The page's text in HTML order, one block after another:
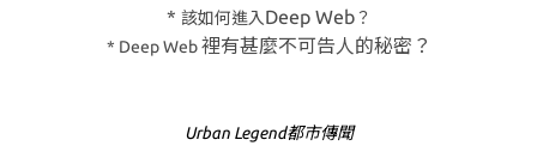
* 該如何進入Deep Web？
* Deep Web裡有甚麼不可告人的秘密？
Urban Legend都市傳聞